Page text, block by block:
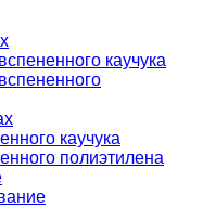
каучука
каучука
полиэтилена